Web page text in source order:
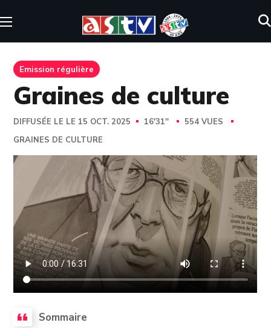
Emission régulière
Graines de culture
DIFFUSÉE LE LE 15 OCT. 2025 16'31''
554 VUES
GRAINES DE CULTURE
Sommaire